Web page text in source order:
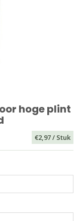
hoge plint
€2,97/ Stuk